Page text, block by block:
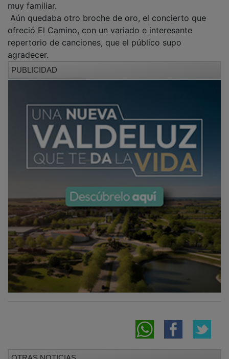
muy familiar.
Aún quedaba otro broche de oro, el concierto que
ofreció El Camino, con un variado e interesante
repertorio de canciones, que el público supo
agradecer.
PUBLICIDAD